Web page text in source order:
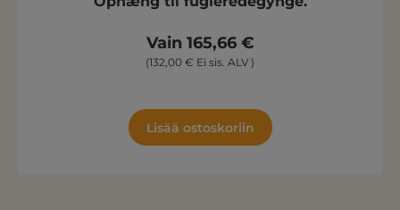
Vain 165,66 €
(132,00 € Ei sis. ALV )
Lisää ostoskoriin